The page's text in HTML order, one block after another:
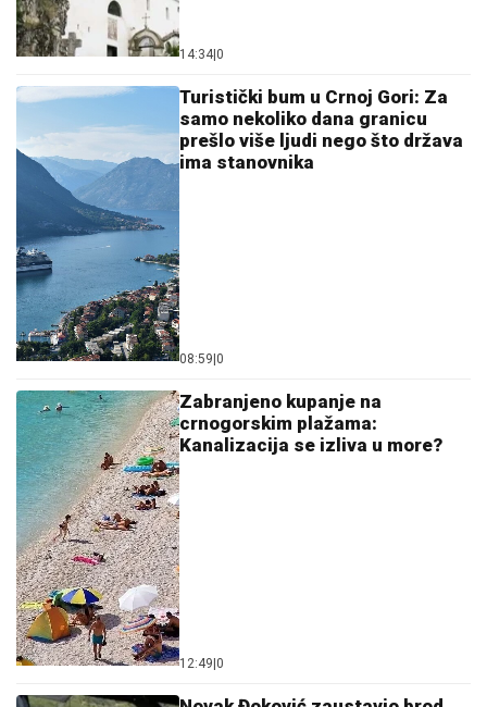
14:34 0
Turistički bum u Crnoj Gori: Za
samo nekoliko dana granicu
prešlo više ljudi nego što država
ima stanovnika
08:59 0
Zabranjeno kupanje na
crnogorskim plažama:
Kanalizacija se izliva u more?
12:49 0